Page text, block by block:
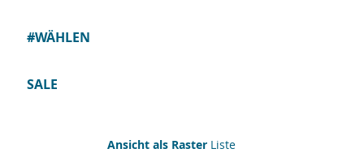
Ansicht als Raster Liste
#WÄHLEN
SALE